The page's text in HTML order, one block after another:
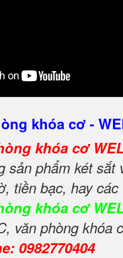
khóa cơ -
khóa cơ
sản phẩm két
tiền bạc, hay
khóa cơ
văn phòng
0982770404